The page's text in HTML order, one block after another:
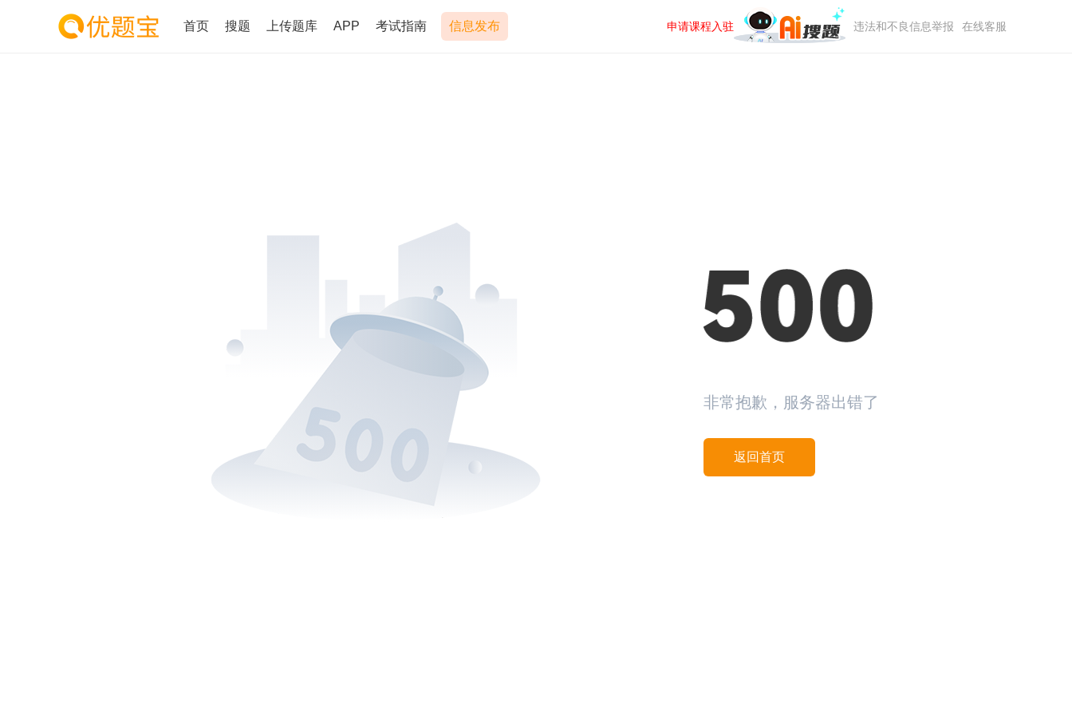
首页 搜题 上传题库 APP 考试指南 信息发布 申请课程入驻 违法和不良信息举报 在线客服
非常抱歉，服务器出错了
返回首页